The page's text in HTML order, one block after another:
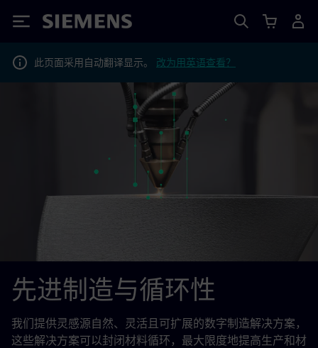
Siemens
此页面采用自动翻译显示。 改为用英语查看？
先进制造与循环性
我们提供灵感源自然、灵活且可扩展的数字制造解决方案，
这些解决方案可以封闭材料循环，最大限度地提高生产和材